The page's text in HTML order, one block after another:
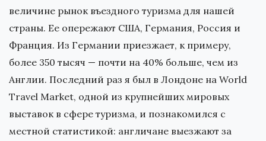
величине рынок въездного туризма для нашей
страны. Ее опережают США, Германия, Россия и
Франция. Из Германии приезжает, к примеру,
более 350 тысяч — почти на 40% больше, чем из
Англии. Последний раз я был в Лондоне на World
Travel Market, одной из крупнейших мировых
выставок в сфере туризма, и познакомился с
местной статистикой: англичане выезжают за